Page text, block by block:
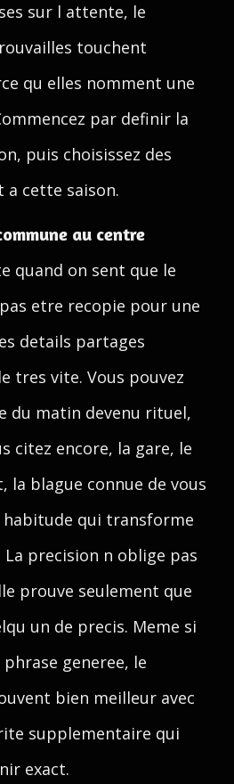
sur l attente, le
touchent
qu elles nomment une
par definir la
puis choisissez des
cette saison.
au centre
quand on sent que le
etre recopie pour une
details partages
tres vite. Vous pouvez
du matin devenu rituel,
citez encore, la gare, le
la blague connue de vous
qui transforme
precision n oblige pas
prouve seulement que
un de precis. Meme si
generee, le
bien meilleur avec
supplementaire qui
exact.